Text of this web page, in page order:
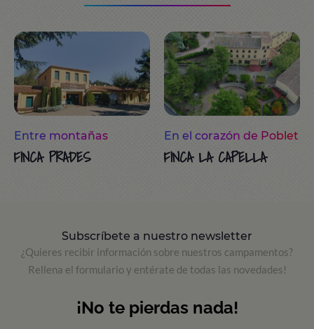
Entre montañas
FINCA PRADES
En el corazón de Poblet
FINCA LA CAPELLA
Subscríbete a nuestro newsletter
¿Quieres recibir información sobre nuestros campamentos?
Rellena el formulario y entérate de todas las novedades!